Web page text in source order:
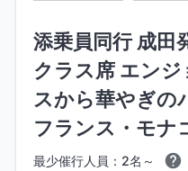
添乗員同行 成田
クラス席 エン
スから華やぎの
フランス・モナ
最少催行人員：2名～